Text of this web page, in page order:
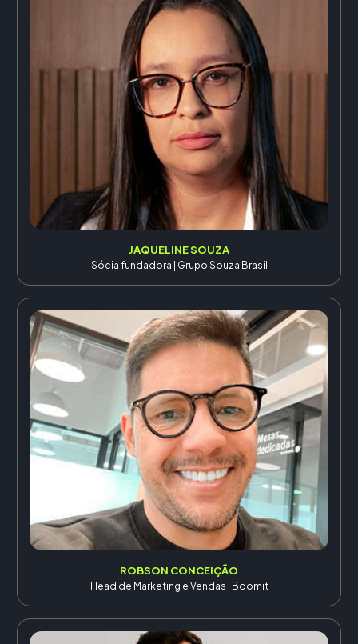
JAQUELINE SOUZA
Sócia fundadora | Grupo Souza Brasil
ROBSON CONCEIÇÃO
Head de Marketing e Vendas | Boomit